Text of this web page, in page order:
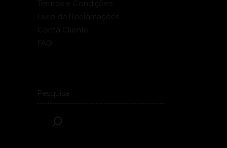
Termos e Condições
Livro de Reclamações
Conta Cliente
FAQ